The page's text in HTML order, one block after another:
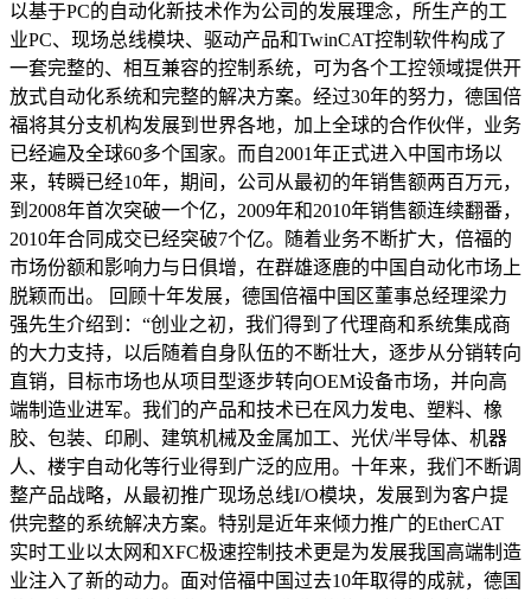
以基于PC的自动化新技术作为公司的发展理念，所生产的工
业PC、现场总线模块、驱动产品和TwinCAT控制软件构成了
一套完整的、相互兼容的控制系统，可为各个工控领域提供开
放式自动化系统和完整的解决方案。经过30年的努力，德国倍
福将其分支机构发展到世界各地，加上全球的合作伙伴，业务
已经遍及全球60多个国家。而自2001年正式进入中国市场以
来，转瞬已经10年，期间，公司从最初的年销售额两百万元，
到2008年首次突破一个亿，2009年和2010年销售额连续翻番，
2010年合同成交已经突破7个亿。随着业务不断扩大，倍福的
市场份额和影响力与日俱增，在群雄逐鹿的中国自动化市场上
脱颖而出。 回顾十年发展，德国倍福中国区董事总经理梁力
强先生介绍到：“创业之初，我们得到了代理商和系统集成商
的大力支持，以后随着自身队伍的不断壮大，逐步从分销转向
直销，目标市场也从项目型逐步转向OEM设备市场，并向高
端制造业进军。我们的产品和技术已在风力发电、塑料、橡
胶、包装、印刷、建筑机械及金属加工、光伏/半导体、机器
人、楼宇自动化等行业得到广泛的应用。十年来，我们不断调
整产品战略，从最初推广现场总线I/O模块，发展到为客户提
供完整的系统解决方案。特别是近年来倾力推广的EtherCAT
实时工业以太网和XFC极速控制技术更是为发展我国高端制造
业注入了新的动力。面对倍福中国过去10年取得的成就，德国